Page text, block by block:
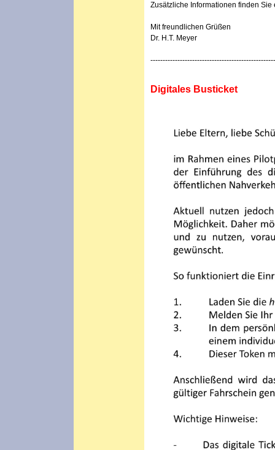
Zusätzliche Informationen finden
Mit freundlichen Grüßen
Dr. H.T. Meyer
Digitales Busticket